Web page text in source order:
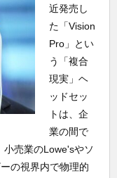
近発売し
た「Vision
Pro」とい
う「複合
現実」ヘ
ッドセッ
トは、企
業の間で
売業のLowe'sやソ
の視界内で物理的